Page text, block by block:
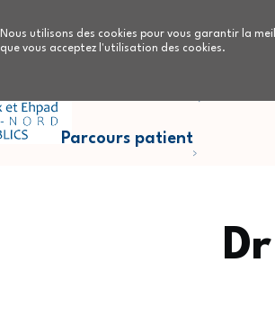
Nous utilisons des cookies pour vous garantir la
que vous acceptez l'utilisation des cookies.
Parcours patient